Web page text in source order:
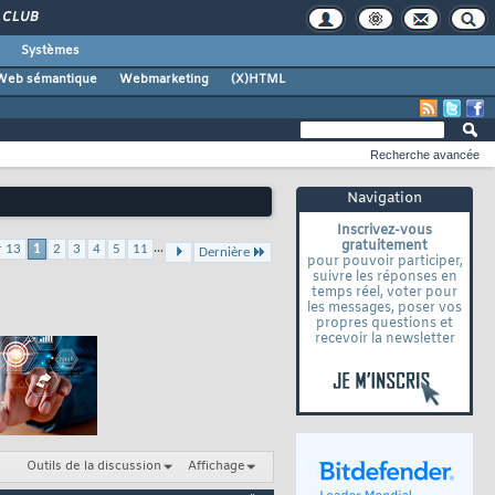
CLUB
Systèmes
sémantique
Webmarketing (X)HTML
Navigation
Inscrivez-vous
gratuitement
pour pouvoir participer,
suivre les réponses en
temps réel, voter pour
les messages, poser vos
propres questions et
recevoir la newsletter
Recherche avancée
13 1 2 3 4 5 11 ... Dernière
Outils de la discussion Affichage